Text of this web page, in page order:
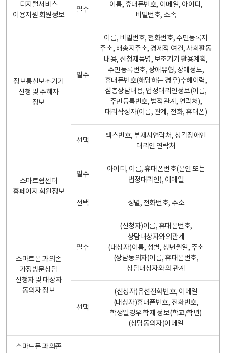
디지털서비스
이용지원 회원정보
필수
이름, 휴대폰번호, 이메일, 아이디,
비밀번호, 소속
정보통신보조기기
신청 및 수혜자
정보
필수
이름, 비밀번호, 전화번호, 주민등록지
주소, 배송지주소, 경제적 여건, 사회활동
내용, 신청제품명, 보조기기 활용계획,
주민등록번호, 장애유형, 장애정도,
휴대폰번호(해당하는 경우)수혜이력,
심층상담내용, 법정대리인정보(이름,
주민등록번호, 법적관계, 연락처),
대리작성자(이름, 관계, 전화, 휴대폰)
선택
팩스번호, 부재시연락처, 청각장애인
대리인 연락처
스마트쉼센터
홈페이지 회원정보
필수
아이디, 이름, 휴대폰번호(본인 또는
법정대리인), 이메일
선택 성별, 전화번호, 주소
스마트폰 과의존
가정방문상담
신청자 및 대상자
동의자 정보
필수
(신청자)이름, 휴대폰번호,
상담대상자와의관계
(대상자)이름, 성별, 생년월일, 주소
(상담동의자)이름, 휴대폰번호,
상담대상자와의 관계
선택
(신청자)유선전화번호, 이메일
(대상자)휴대폰번호, 전화번호,
학생일경우 학제 정보(학교/학년)
(상담동의자)이메일
스마트폰 과의존